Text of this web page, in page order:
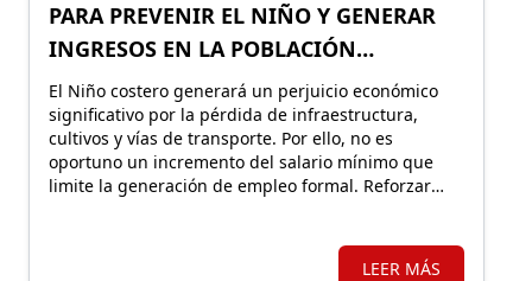
PARA PREVENIR EL NIÑO Y GENERAR
INGRESOS EN LA POBLACIÓN
VULNERABLE
El Niño costero generará un perjuicio económico
significativo por la pérdida de infraestructura,
cultivos y vías de transporte. Por ello, no es
oportuno un incremento del salario mínimo que
limite la generación de empleo formal. Reforzar
en simultáneo, avanzar en obras de prevención.
LEER MÁS